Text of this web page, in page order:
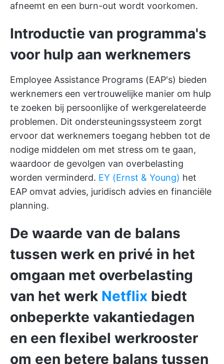
afneemt en een burn-out wordt voorkomen.
Introductie van programma's
voor hulp aan werknemers
Employee Assistance Programs (EAP's) bieden
werknemers een vertrouwelijke manier om hulp
te zoeken bij persoonlijke of werkgerelateerde
problemen. Dit ondersteuningssysteem zorgt
ervoor dat werknemers toegang hebben tot de
nodige middelen om met stress om te gaan,
waardoor de gevolgen van overbelasting
worden verminderd. EY (Ernst & Young) het
EAP omvat advies, juridisch advies en financiële
planning.
De waarde van de balans
tussen werk en privé in het
omgaan met overbelasting
van het werk Netflix biedt
onbeperkte vakantiedagen
en een flexibel werkrooster
om een betere balans tussen